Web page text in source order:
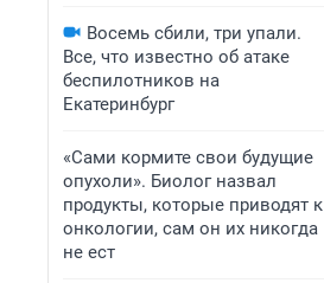
Восемь сбили, три упали.
Все, что известно об атаке
беспилотников на
Екатеринбург
«Сами кормите свои будущие
опухоли». Биолог назвал
продукты, которые приводят к
онкологии, сам он их никогда
не ест